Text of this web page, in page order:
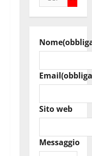
per:
Nome
Email
Sito web
Messaggio